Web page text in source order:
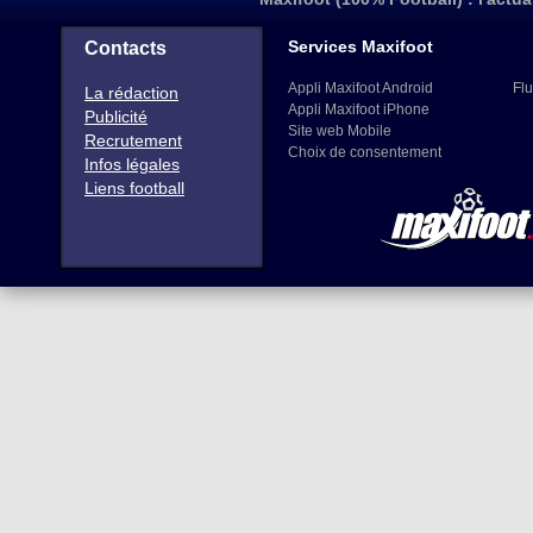
Contacts
La rédaction
Publicité
Recrutement
Infos légales
Liens football
Services Maxifoot
Appli Maxifoot Android
Appli Maxifoot iPhone
Site web Mobile
Choix de consentement